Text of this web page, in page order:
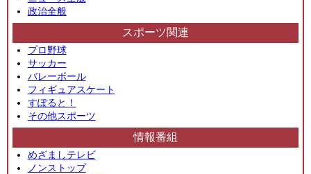
政治全般
スポーツ関連
プロ野球
サッカー
バレーボール
フィギュアスケート
すぽると！
その他スポーツ
情報番組
めざましテレビ
ノンストップ